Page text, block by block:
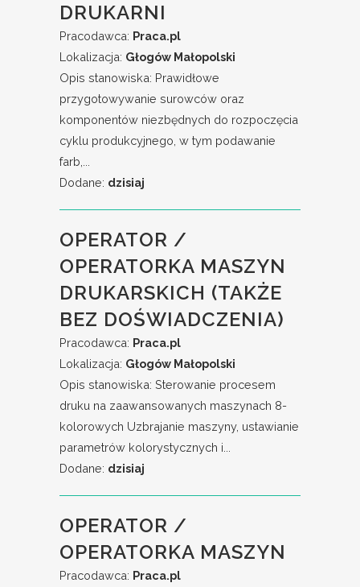
DRUKARNI
Pracodawca: Praca.pl
Lokalizacja: Głogów Małopolski
Opis stanowiska: Prawidłowe
przygotowywanie surowców oraz
komponentów niezbędnych do rozpoczęcia
cyklu produkcyjnego, w tym podawanie
farb,...
Dodane: dzisiaj
OPERATOR /
OPERATORKA MASZYN
DRUKARSKICH (TAKŻE
BEZ DOŚWIADCZENIA)
Pracodawca: Praca.pl
Lokalizacja: Głogów Małopolski
Opis stanowiska: Sterowanie procesem
druku na zaawansowanych maszynach 8-
kolorowych Uzbrajanie maszyny, ustawianie
parametrów kolorystycznych i...
Dodane: dzisiaj
OPERATOR /
OPERATORKA MASZYN
Pracodawca: Praca.pl